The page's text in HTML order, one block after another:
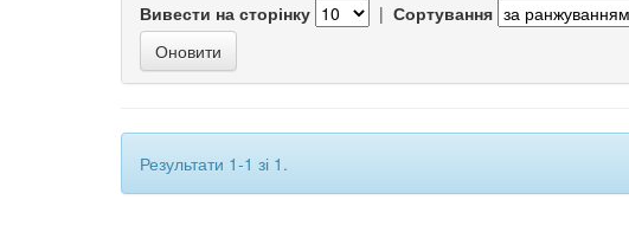
Вивести на сторінку | Сортування
Результати 1-1 зі 1.